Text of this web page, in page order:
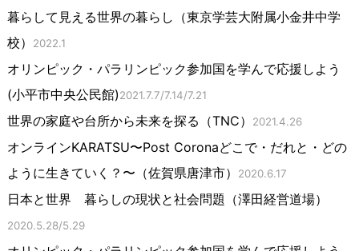
暮らして見える世界の暮らし（東京学芸大附属小金井中学
校）
2022.1
オリンピック・パラリンピック参加国を学んで応援しよう
(小平市中央公民館)2021.7.7/7.14/7.21
世界の家庭や台所から未来を探る（TNC） 2021.4.26
オンラインKARATSU〜Post Coronaどこで・だれと・どの
ように生きていく？〜（佐賀県唐津市）
2020.6.17
日本と世界 暮らしの現状と社会問題（澤田経営道場）
2020.5.28/5.29